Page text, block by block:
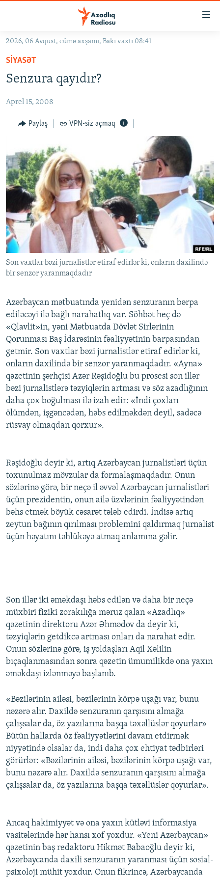
Əsas
qayıt
Əsas
qayıt
GÜNDƏM
KORRUPSIOMETR
#ƏSLINDƏ
FƏRQƏ BAX
ARAŞDIRMA
MULTIMEDIA
VIDEO
FOTOQALEREYA
İNFOQRAFIKA
KARIKATURA
RADIO ARXIV
OXU ZALI
AZƏRBAYCAN ƏDƏBIYYATI KITABXANASI
İSLAM VƏ DEMOKRATIYA
İZ - MƏDƏNIYYƏT PROQRAMI
HAQQIMIZDA
MISSIYAMIZ
PEŞƏ ETIKASI VƏ JURNALISTIKA STANDARTLARIMIZ
MATERIALLARIMIZDAN ISTIFADƏ
BIZIMLƏ ƏLAQƏ
XƏBƏR BÜLLETENLƏRIMIZ
BIZI IZLƏ
2026, 06 Avqust, cümə axşamı, Bakı vaxtı 08:41
SIYASƏT
Senzura qayıdır?
Aprel 15, 2008
Paylaş VPN-siz açmaq
Son vaxtlar bəzi jurnalistlər etiraf edirlər ki, onların daxilində
bir senzor yaranmaqdadır
Azərbaycan mətbuatında yenidən senzuranın bərpa
ediləcəyi ilə bağlı narahatlıq var. Söhbət heç də
«Qlavlit»in, yəni Mətbuatda Dövlət Sirlərinin
Qorunması Baş İdarəsinin fəaliyyətinin barpasından
getmir. Son vaxtlar bəzi jurnalistlər etiraf edirlər ki,
onların daxilində bir senzor yaranmaqdadır. «Ayna»
qəzetinin şərhçisi Azər Rəşidoğlu bu prosesi son illər
bəzi jurnalistlərə təzyiqlərin artması və söz azadlığının
daha çox boğulması ilə izah edir: «İndi çoxları
ölümdən, işgəncədən, həbs edilməkdən deyil, sadəcə
rüsvay olmaqdan qorxur».
Rəşidoğlu deyir ki, artıq Azərbaycan jurnalistləri üçün
toxunulmaz mövzular da formalaşmaqdadır. Onun
sözlərinə görə, bir neçə il əvvəl Azərbaycan jurnalistləri
üçün prezidentin, onun ailə üzvlərinin fəaliyyətindən
bəhs etmək böyük cəsarət tələb edirdi. İndisə artıq
zeytun bağının qırılması problemini qaldırmaq jurnalist
üçün həyatını təhlükəyə atmaq anlamına gəlir.
Son illər iki əməkdaşı həbs edilən və daha bir neçə
müxbiri fiziki zorakılığa məruz qalan «Azadlıq»
qəzetinin direktoru Azər Əhmədov da deyir ki,
təzyiqlərin getdikcə artması onları da narahat edir.
Onun sözlərinə görə, iş yoldaşları Aqil Xəlilin
bıçaqlanmasından sonra qəzetin ümumilikdə ona yaxın
əməkdaşı izlənməyə başlanıb.
«Bəzilərinin ailəsi, bəzilərinin körpə uşağı var, bunu
nəzərə alır. Daxildə senzuranın qarşısını almağa
çalışsalar da, öz yazılarına başqa təxəllüslər qoyurlar»
Bütün hallarda öz fəaliyyətlərini davam etdirmək
niyyətində olsalar da, indi daha çox ehtiyat tədbirləri
görürlər: «Bəzilərinin ailəsi, bəzilərinin körpə uşağı var,
bunu nəzərə alır. Daxildə senzuranın qarşısını almağa
çalışsalar da, öz yazılarına başqa təxəllüslər qoyurlar».
Ancaq hakimiyyət və ona yaxın kütləvi informasiya
vasitələrində hər hansı xof yoxdur. «Yeni Azərbaycan»
qəzetinin baş redaktoru Hikmət Babaoğlu deyir ki,
Azərbaycanda daxili senzuranın yaranması üçün sosial-
psixoloji mühit yoxdur. Onun fikrincə, Azərbaycanda